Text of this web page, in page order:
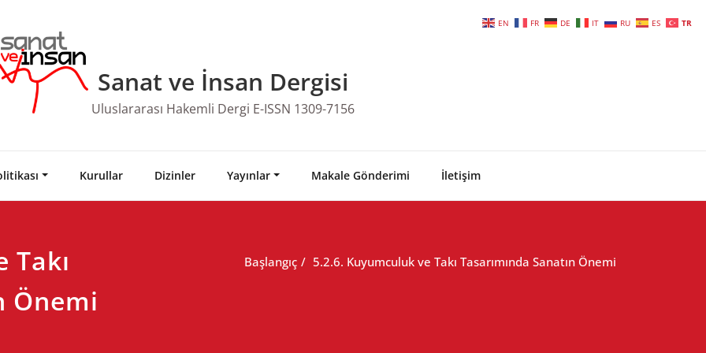
Sanat ve İnsan Dergisi
Uluslararası Hakemli Dergi E-ISSN 1309-7156
Kurullar Dizinler Yayınlar Makale Gönderimi İletişim
Önemi
Başlangıç 5.2.6. Kuyumculuk ve Takı Tasarımında Sanatın Önemi
EN FR DE IT RU ES TR